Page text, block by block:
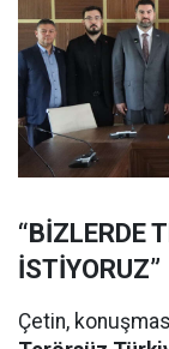
“BİZLERDE
İSTİYORUZ”
Çetin,